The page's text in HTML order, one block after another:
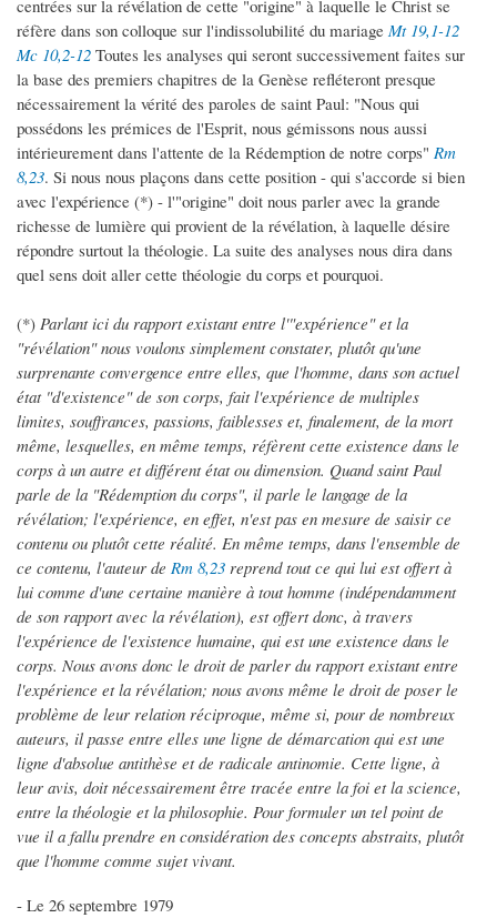
centrées sur la révélation de cette "origine" à laquelle le Christ se
réfère dans son colloque sur l'indissolubilité du mariage Mt 19,1-12
Mc 10,2-12 Toutes les analyses qui seront successivement faites sur
la base des premiers chapitres de la Genèse refléteront presque
nécessairement la vérité des paroles de saint Paul: "Nous qui
possédons les prémices de l'Esprit, nous gémissons nous aussi
intérieurement dans l'attente de la Rédemption de notre corps" Rm
8,23. Si nous nous plaçons dans cette position - qui s'accorde si bien
avec l'expérience (*) - l'"origine" doit nous parler avec la grande
richesse de lumière qui provient de la révélation, à laquelle désire
répondre surtout la théologie. La suite des analyses nous dira dans
quel sens doit aller cette théologie du corps et pourquoi.
(*) Parlant ici du rapport existant entre l'"expérience" et la
"révélation" nous voulons simplement constater, plutôt qu'une
surprenante convergence entre elles, que l'homme, dans son actuel
état "d'existence" de son corps, fait l'expérience de multiples
limites, souffrances, passions, faiblesses et, finalement, de la mort
même, lesquelles, en même temps, réfèrent cette existence dans le
corps à un autre et différent état ou dimension. Quand saint Paul
parle de la "Rédemption du corps", il parle le langage de la
révélation; l'expérience, en effet, n'est pas en mesure de saisir ce
contenu ou plutôt cette réalité. En même temps, dans l'ensemble de
ce contenu, l'auteur de Rm 8,23 reprend tout ce qui lui est offert à
lui comme d'une certaine manière à tout homme (indépendamment
de son rapport avec la révélation), est offert donc, à travers
l'expérience de l'existence humaine, qui est une existence dans le
corps. Nous avons donc le droit de parler du rapport existant entre
l'expérience et la révélation; nous avons même le droit de poser le
problème de leur relation réciproque, même si, pour de nombreux
auteurs, il passe entre elles une ligne de démarcation qui est une
ligne d'absolue antithèse et de radicale antinomie. Cette ligne, à
leur avis, doit nécessairement être tracée entre la foi et la science,
entre la théologie et la philosophie. Pour formuler un tel point de
vue il a fallu prendre en considération des concepts abstraits, plutôt
que l'homme comme sujet vivant.
- Le 26 septembre 1979